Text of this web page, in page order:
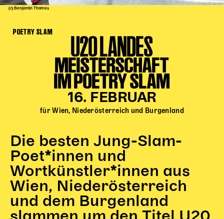
Next Generation
MAGMA 25/26
Dramaturgie + Stadt
Theaterwerkstätten
PÄDAGOGIK
Begleitmaterial
TheaterPaket
Partnerklasse + Partnerschule
Schulabenteuernacht
Probenklasse
(c) Benjamin Thomes
POETRY SLAM U20 LANDES
MEISTERSCHAFT
IM POETRY SLAM
16. FEBRUAR
für Wien, Niederösterreich und Burgenland
Die besten Jung-Slam-
Poet*innen und
Wortkünstler*innen aus
Wien, Niederösterreich
und dem Burgenland